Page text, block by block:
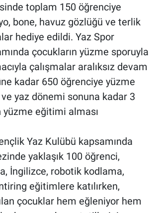
toplam 150 öğrenciye
bone, havuz gözlüğü ve terlik
hediye edildi. Yaz Spor
çocukların yüzme sporuyla
çalışmalar aralıksız devam
kadar 650 öğrenciye yüzme
yaz dönemi sonuna kadar 3
eğitimi alması
Yaz Kulübü kapsamında
yaklaşık 100 öğrenci,
İngilizce, robotik kodlama,
eğitimlere katılırken,
çocuklar hem eğleniyor hem